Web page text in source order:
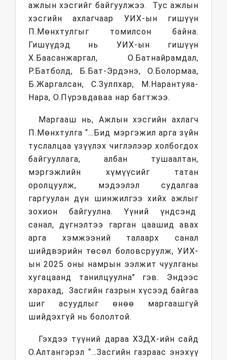
ажлын хэсгийг байгуулжээ. Тус ажлын
хэсгийн ахлагчаар УИХ-ын гишүүн
П.Мөнхтулгыг томилсон байна.
Гишүүдэд нь УИХ-ын гишүүн
Х.Баасанжаргал, О.Батнайрамдал,
Р.Батболд, Б.Бат-Эрдэнэ, О.Болормаа,
Б.Жаргалсан, С.Зулпхар, М.Нарантуяа-
Нара, О.Пүрэвдаваа нар багтжээ.
Маргааш нь, Ажлын хэсгийн ахлагч
П.Мөнхтулга “…Бид мэргэжил арга зүйн
туслалцаа үзүүлэх чиглэлээр холбогдох
байгууллага, албан тушаалтан,
мэргэжлийн хүмүүсийг татан
оролцуулж, мэдээлэл судалгаа
гаргуулан дүн шинжилгээ хийх ажлыг
зохион байгуулна. Үүний үндсэнд
санал, дүгнэлтээ гарган цаашид авах
арга хэмжээний талаарх санал
шийдвэрийн төсөл боловсруулж, УИХ-
ын 2025 оны намрын ээлжит чуулганы
хугацаанд танилцуулна” гэв. Эндээс
харахад, Засгийн газрын хүсээд байгаа
шиг асуудлыг өнөө маргаашгүй
шийдэхгүй нь бололтой.
Гэхдээ түүний дараа ХЗДХ-ийн сайд
О.Алтангэрэл “…Засгийн газраас энэхүү